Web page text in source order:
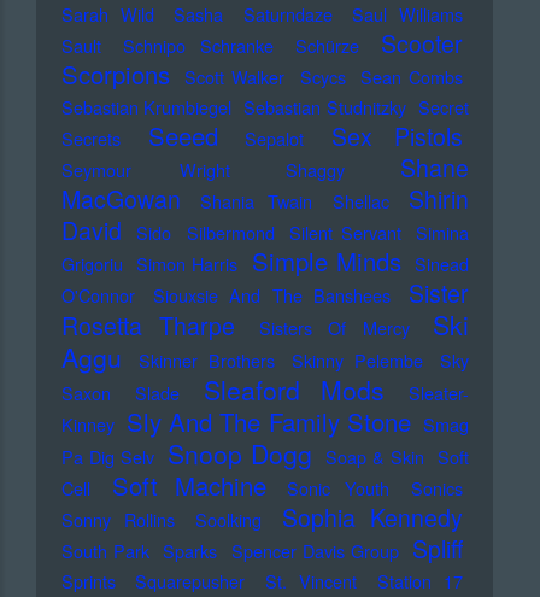
Sarah Wild
Sasha Saturndaze
Saul Williams
Sault
Schnipo Schranke Schürze Scooter
Scorpions Scott Walker Scycs Sean Combs
Sebastian Krumbiegel Sebastian Studnitzky Secret
Secrets
Seeed Sepalot Sex Pistols
Seymour Wright Shaggy
Shane
MacGowan
Shania Twain Shellac
Shirin
David
Sido Silbermond Silent Servant Simina
Grigoriu Simon Harris Simple Minds Sinead
O'Connor
Siouxsie And The Banshees
Sister
Rosetta Tharpe
Sisters Of Mercy
Ski
Aggu
Skinner Brothers Skinny Pelembe
Sky
Saxon
Slade Sleaford Mods
Sleater-
Kinney Sly And The Family Stone Smag
Pa Dig Selv Snoop Dogg Soap & Skin Soft
Cell
Soft Machine Sonic Youth
Sonics
Sonny Rollins
Soolking Sophia Kennedy
South Park Sparks Spencer Davis Group Spliff
Sprints Squarepusher St. Vincent
Station 17